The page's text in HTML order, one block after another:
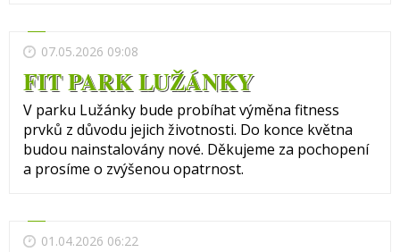
07.05.2026 09:08
FIT PARK LUŽÁNKY
V parku Lužánky bude probíhat výměna fitness
prvků z důvodu jejich životnosti. Do konce května
budou nainstalovány nové. Děkujeme za pochopení
a prosíme o zvýšenou opatrnost.
01.04.2026 06:22